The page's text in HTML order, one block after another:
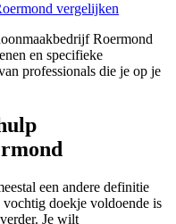
vergelijken
Roermond
en specifieke
professionals die je op je
een andere definitie
doekje voldoende is
Je wilt